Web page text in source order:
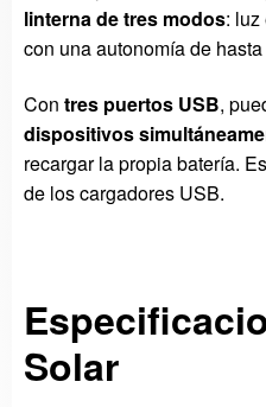
linterna de tres modos:
con una autonomía de hasta
Con tres puertos USB,
dispositivos
recargar la propia batería.
de los cargadores USB.
Solar